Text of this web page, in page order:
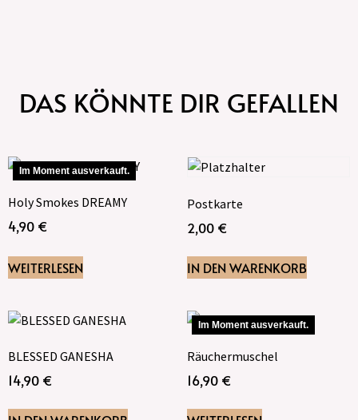
DAS KÖNNTE DIR GEFALLEN
Im Moment ausverkauft.
Holy Smokes DREAMY
4,90 €
WEITERLESEN
Postkarte
2,00 €
IN DEN WARENKORB
BLESSED GANESHA
14,90 €
Im Moment ausverkauft.
Räuchermuschel
16,90 €